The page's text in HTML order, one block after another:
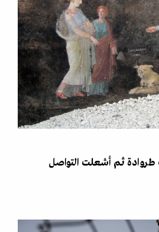
ثم أشعلت التواصل